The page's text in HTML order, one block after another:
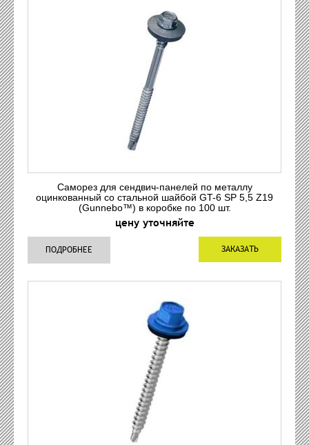
Саморез для сендвич-панелей по металлу
оцинкованный со стальной шайбой GT-6 SP 5,5 Z19
(Gunnebo™) в коробке по 100 шт.
цену уточняйте
ЗАКАЗАТЬ
ПОДРОБНЕЕ